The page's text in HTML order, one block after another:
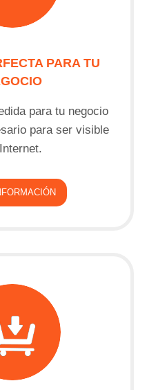
PARA TU
para tu negocio
para ser visible